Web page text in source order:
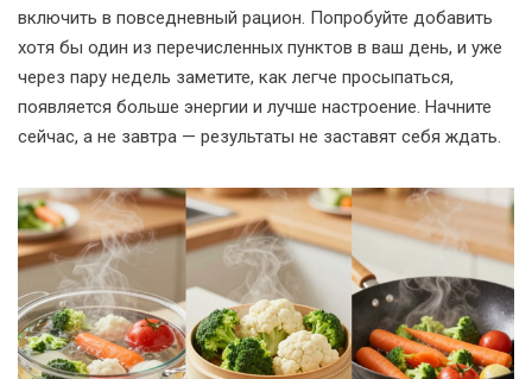
включить в повседневный рацион. Попробуйте добавить
хотя бы один из перечисленных пунктов в ваш день, и уже
через пару недель заметите, как легче просыпаться,
появляется больше энергии и лучше настроение. Начните
сейчас, а не завтра — результаты не заставят себя ждать.